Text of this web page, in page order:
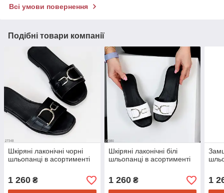
Всі умови повернення
Подібні товари компанії
Шкіряні лаконічні чорні
шльопанці в асортименті
1 260 ₴
Шкіряні лаконічні білі
шльопанці в асортименті
1 260₴ 1